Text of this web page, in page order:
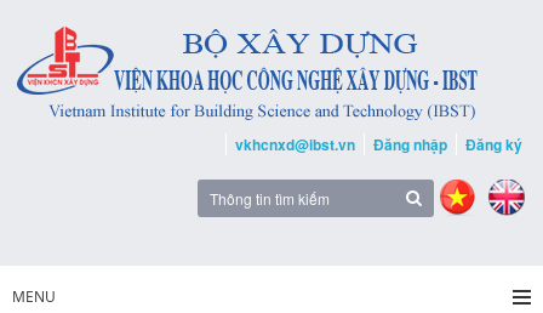
vkhcnxd@ibst.vn Đăng nhập Đăng ký
MENU